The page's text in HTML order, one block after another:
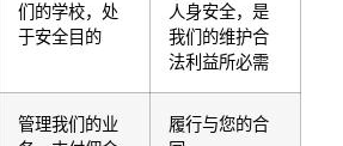
们的学校，处
于安全目的
人身安全，是
我们的维护合
法利益所必需
管理我们的业
履行与您的合